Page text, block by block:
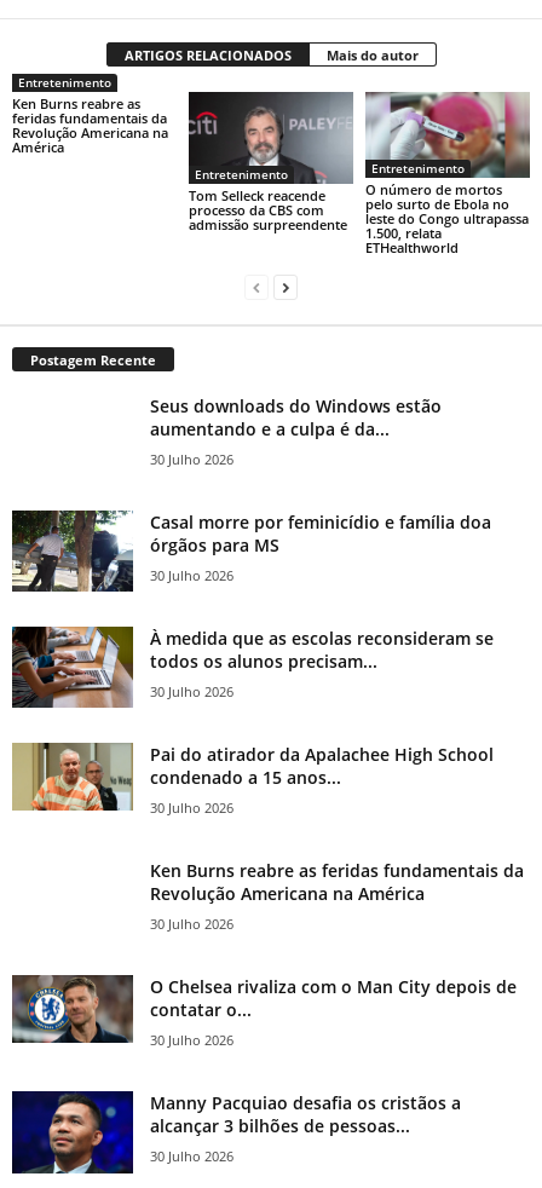
ARTIGOS RELACIONADOS Mais do autor
Entretenimento
Ken Burns reabre as
feridas fundamentais da
Revolução Americana na
América
Entretenimento
Tom Selleck reacende
processo da CBS com
admissão surpreendente
Entretenimento
O número de mortos
pelo surto de Ebola no
leste do Congo ultrapassa
1.500, relata
ETHealthworld
Postagem Recente
Seus downloads do Windows estão
aumentando e a culpa é da...
30 Julho 2026
Casal morre por feminicídio e família doa
órgãos para MS
30 Julho 2026
À medida que as escolas reconsideram se
todos os alunos precisam...
30 Julho 2026
Pai do atirador da Apalachee High School
condenado a 15 anos...
30 Julho 2026
Ken Burns reabre as feridas fundamentais da
Revolução Americana na América
30 Julho 2026
O Chelsea rivaliza com o Man City depois de
contatar o...
30 Julho 2026
Manny Pacquiao desafia os cristãos a
alcançar 3 bilhões de pessoas...
30 Julho 2026